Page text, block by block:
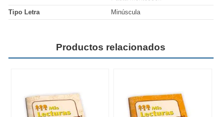
Tipo Letra
Minúscula
Productos relacionados